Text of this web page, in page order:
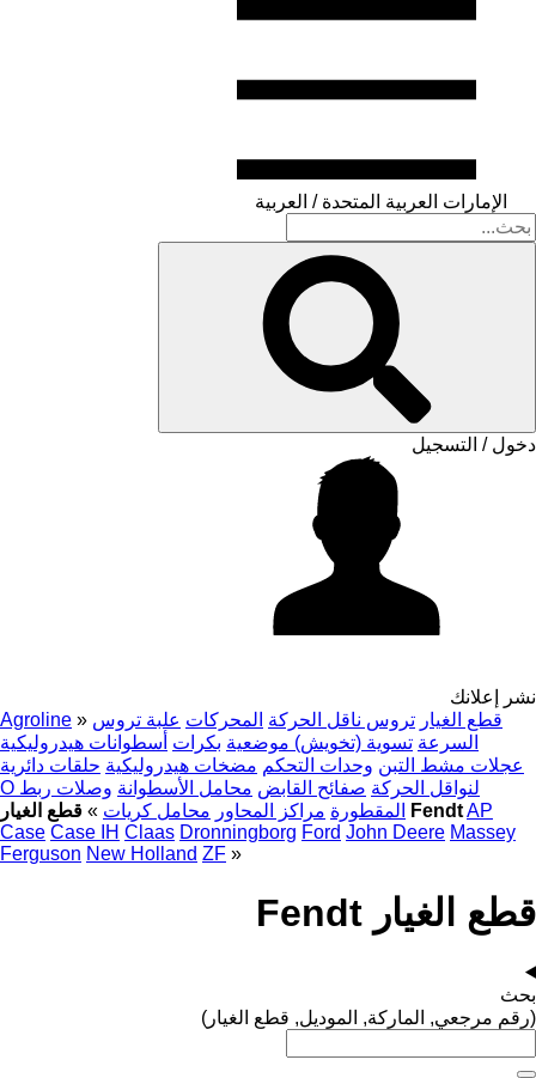
الإمارات العربية المتحدة / العربية
دخول / التسجيل
نشر إعلانك
Agroline » قطع الغيار تروس ناقل الحركة المحركات علبة تروس
السرعة تسوية (تخويش) موضعية بكرات أسطوانات هيدروليكية
عجلات مشط التبن وحدات التحكم مضخات هيدروليكية حلقات دائرية
O لنواقل الحركة صفائح القابض محامل الأسطوانة وصلات ربط
المقطورة مراكز المحاور محامل كريات » قطع الغيار FendtAP
Case Case IH Claas Dronningborg Ford John Deere Massey
Ferguson New Holland ZF »
قطع الغيار Fendt
بحث
(رقم مرجعي, الماركة, الموديل, قطع الغيار)